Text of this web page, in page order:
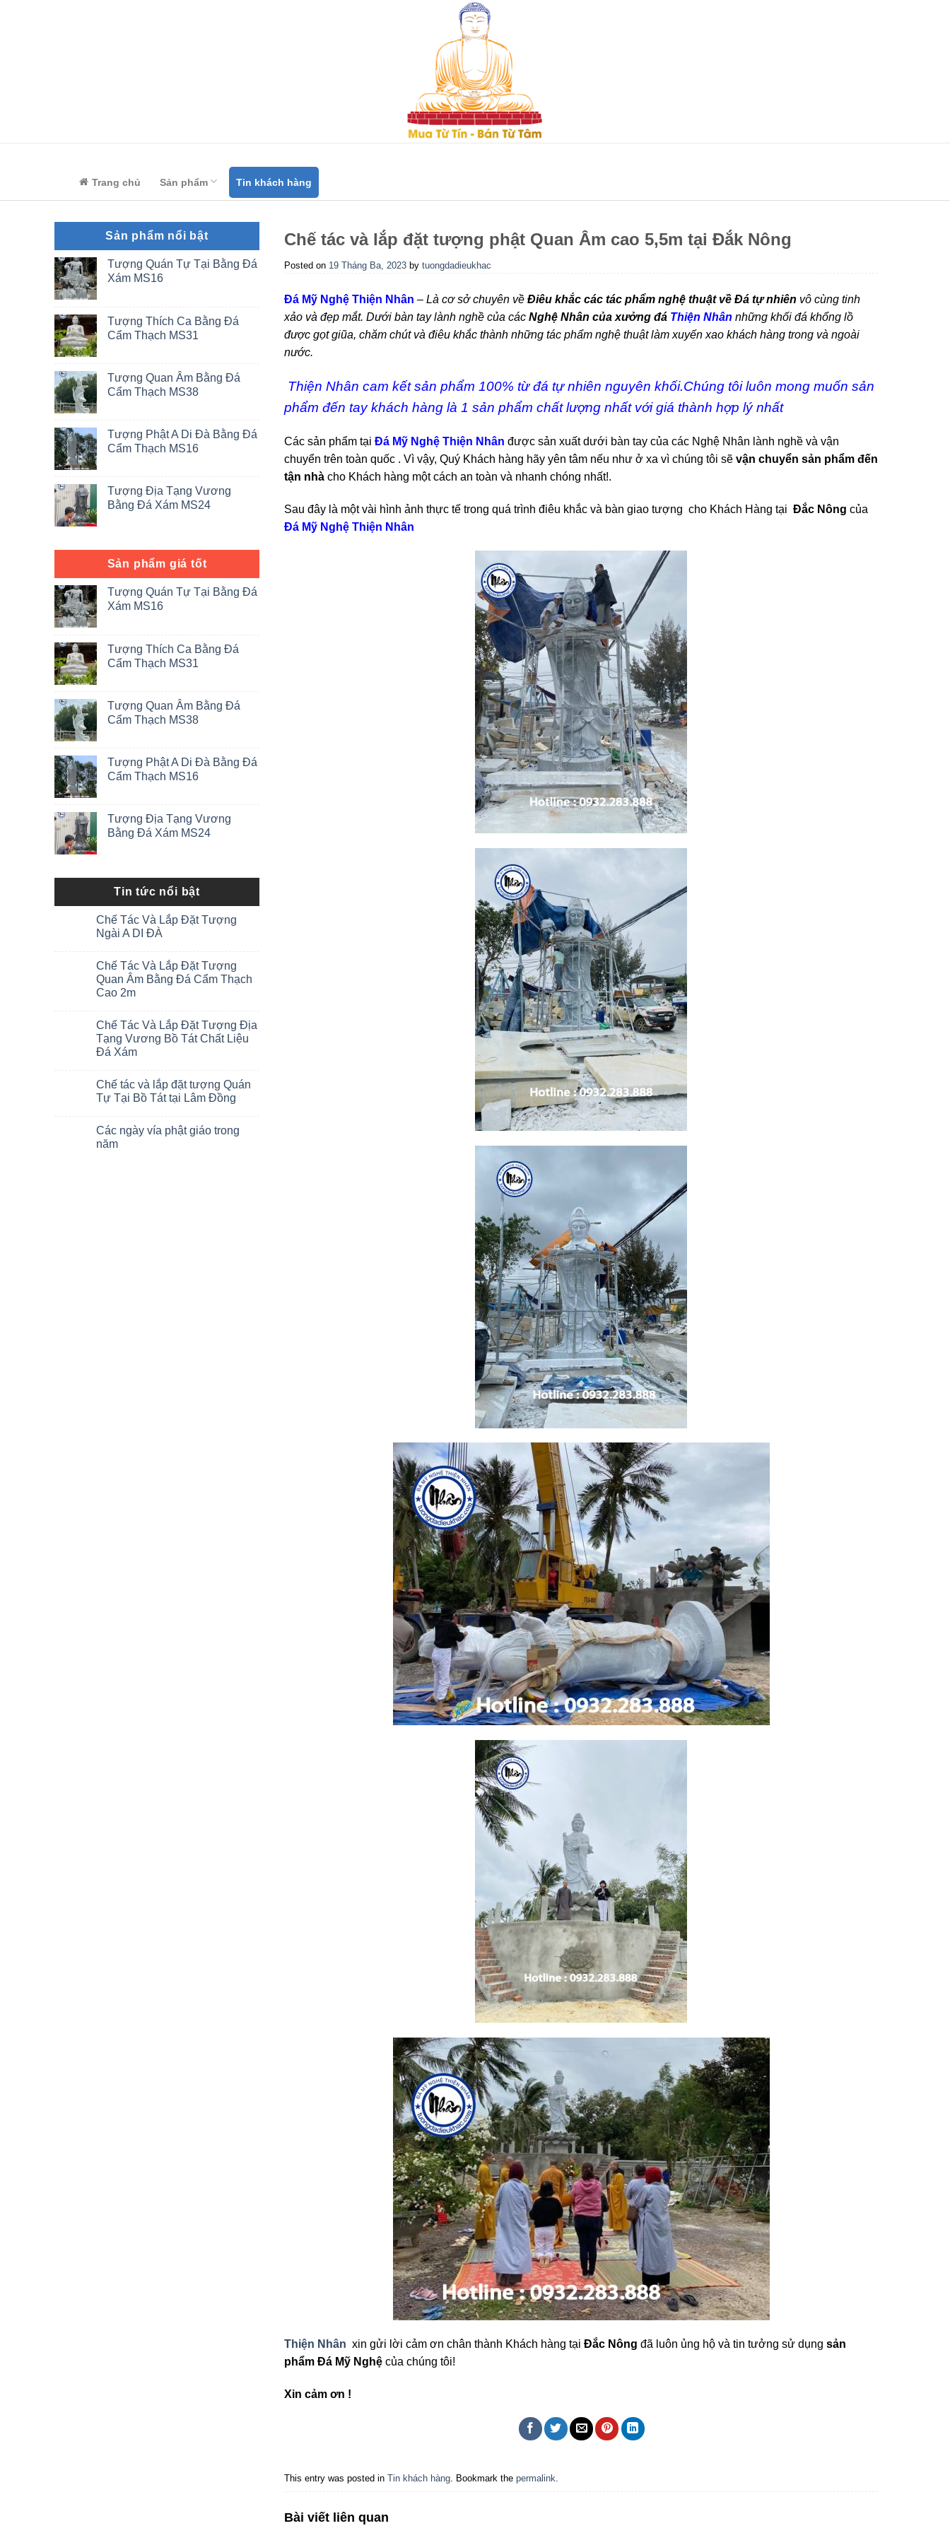
Trang chủ Sản phẩm Tin khách hàng
Sản phẩm nổi bật
Tượng Quán Tự Tại Bằng Đá
Xám MS16
Tượng Thích Ca Bằng Đá
Cẩm Thạch MS31
Tượng Quan Âm Bằng Đá
Cẩm Thạch MS38
Tượng Phật A Di Đà Bằng Đá
Cẩm Thạch MS16
Tượng Địa Tạng Vương
Bằng Đá Xám MS24
Sản phẩm giá tốt
Tượng Quán Tự Tại Bằng Đá
Xám MS16
Tượng Thích Ca Bằng Đá
Cẩm Thạch MS31
Tượng Quan Âm Bằng Đá
Cẩm Thạch MS38
Tượng Phật A Di Đà Bằng Đá
Cẩm Thạch MS16
Tượng Địa Tạng Vương
Bằng Đá Xám MS24
Tin tức nổi bật
Chế Tác Và Lắp Đặt Tượng
Ngài A DI ĐÀ
Chế Tác Và Lắp Đặt Tượng
Quan Âm Bằng Đá Cẩm Thạch
Cao 2m
Chế Tác Và Lắp Đặt Tượng Địa
Tạng Vương Bồ Tát Chất Liệu
Đá Xám
Chế tác và lắp đặt tượng Quán
Tự Tại Bồ Tát tại Lâm Đồng
Các ngày vía phật giáo trong
năm
Chế tác và lắp đặt tượng phật Quan Âm cao 5,5m tại Đắk Nông
Posted on 19 Tháng Ba, 2023 by tuongdadieukhac
Đá Mỹ Nghệ Thiện Nhân – Là cơ sở chuyên về Điêu khắc các tác phẩm nghệ thuật về Đá tự nhiên vô cùng tinh
xảo và đẹp mắt. Dưới bàn tay lành nghề của các Nghệ Nhân của xưởng đá Thiện Nhân những khối đá khổng lồ
được gọt giũa, chăm chút và điêu khắc thành những tác phẩm nghệ thuật làm xuyến xao khách hàng trong và ngoài
nước.
Thiện Nhân cam kết sản phẩm 100% từ đá tự nhiên nguyên khối.Chúng tôi luôn mong muốn sản
phẩm đến tay khách hàng là 1 sản phẩm chất lượng nhất với giá thành hợp lý nhất
Các sản phẩm tại Đá Mỹ Nghệ Thiện Nhân được sản xuất dưới bàn tay của các Nghệ Nhân lành nghề và vận
chuyển trên toàn quốc . Vì vậy, Quý Khách hàng hãy yên tâm nếu như ở xa vì chúng tôi sẽ vận chuyển sản phẩm đến
tận nhà cho Khách hàng một cách an toàn và nhanh chóng nhất!.
Sau đây là một vài hình ảnh thực tế trong quá trình điêu khắc và bàn giao tượng cho Khách Hàng tại Đắc Nông của
Đá Mỹ Nghệ Thiện Nhân
Thiện Nhân xin gửi lời cảm ơn chân thành Khách hàng tại Đắc Nông đã luôn ủng hộ và tin tưởng sử dụng sản
phẩm Đá Mỹ Nghệ của chúng tôi!
Xin cảm ơn !
This entry was posted in Tin khách hàng . Bookmark the permalink
Bài viết liên quan